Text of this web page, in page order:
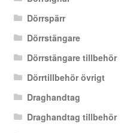
Dörrspärr
Dörrstängare
Dörrstängare tillbehör
Dörrtillbehör övrigt
Draghandtag
Draghandtag tillbehör